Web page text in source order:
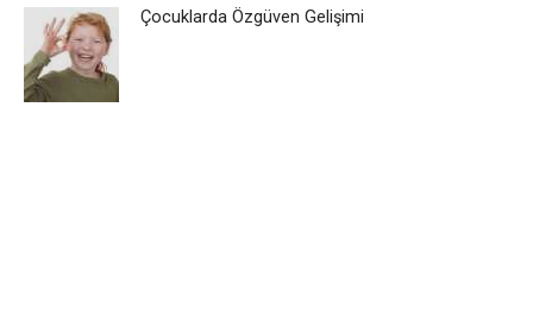
Çocuklarda Özgüven Gelişimi